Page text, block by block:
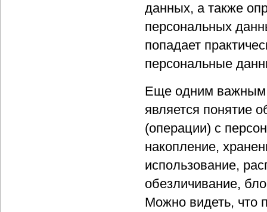
данных, а также
персональных
попадает
персональные
Еще одним важным
является понятие
(операции) с
накопление,
использование,
обезличивание,
Можно видеть, что